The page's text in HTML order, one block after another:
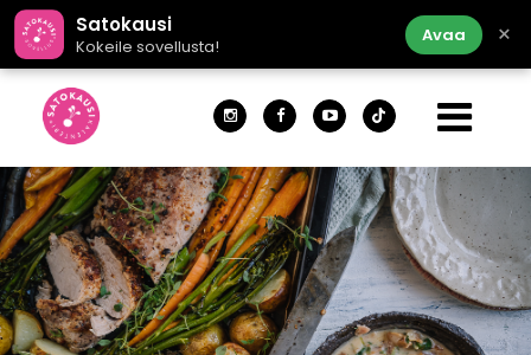
Satokausi
Kokeile sovellusta!
Avaa ×